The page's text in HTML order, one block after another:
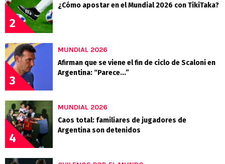
2
¿Cómo apostar en el Mundial 2026 con TikiTaka?
3
MUNDIAL 2026
Afirman que se viene el fin de ciclo de Scaloni en
Argentina: “Parece...”
4
MUNDIAL 2026
Caos total: familiares de jugadores de
Argentina son detenidos